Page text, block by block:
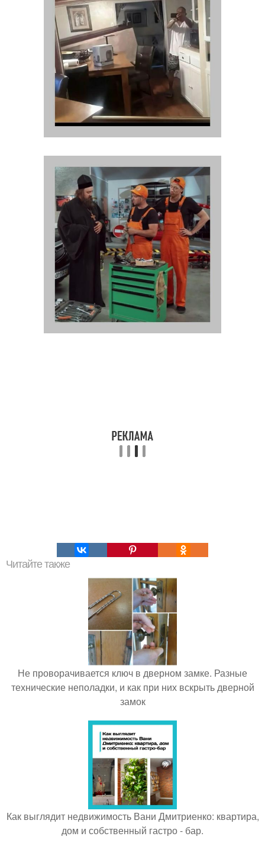
Читайте также
Не проворачивается ключ в дверном замке. Разные
технические неполадки, и как при них вскрыть дверной
замок
Как выглядит недвижимость Вани Дмитриенко: квартира,
дом и собственный гастро - бар.